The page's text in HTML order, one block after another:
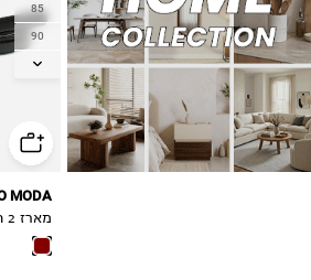
85
90
95
MODA
מארז 2 חגורות